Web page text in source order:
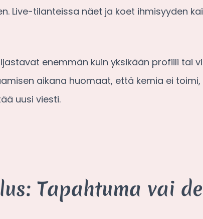
Live-tilanteissa näet ja koet ihmisyyden
enemmän kuin yksikään profiili tai
aikana huomaat, että kemia ei
uusi viesti.
Tapahtuma vai